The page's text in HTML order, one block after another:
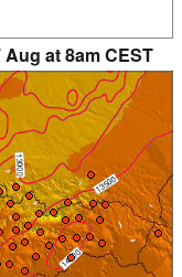
at 8am CEST